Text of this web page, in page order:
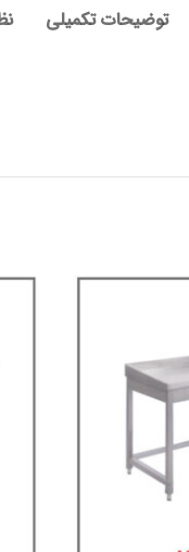
توضیحات تکمیلی